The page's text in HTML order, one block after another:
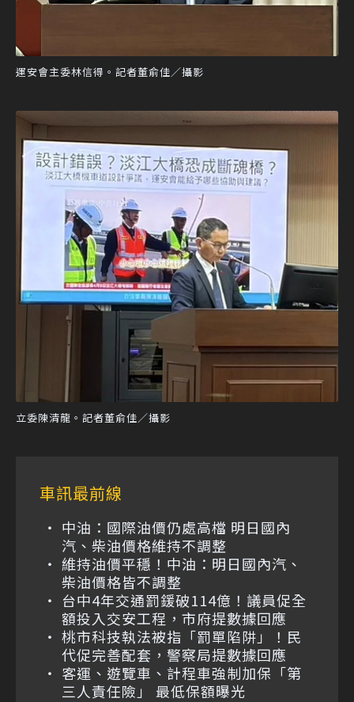
運安會主委林信得。記者董俞佳／攝影
立委陳清龍。記者董俞佳／攝影
車訊最前線
中油：國際油價仍處高檔 明日國內
汽、柴油價格維持不調整
維持油價平穩！中油：明日國內汽、
柴油價格皆不調整
台中4年交通罰鍰破114億！議員促全
額投入交安工程，市府提數據回應
桃市科技執法被指「罰單陷阱」！民
代促完善配套，警察局提數據回應
客運、遊覽車、計程車強制加保「第
三人責任險」 最低保額曝光